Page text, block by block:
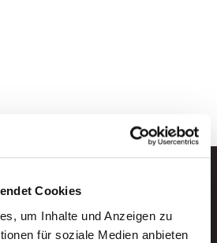
Cookies
um Inhalte und Anzeigen zu
für soziale Medien anbieten
per E-Mail.